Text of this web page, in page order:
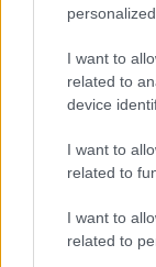
I want to
related to
device
I want to
related to
I want to
related to